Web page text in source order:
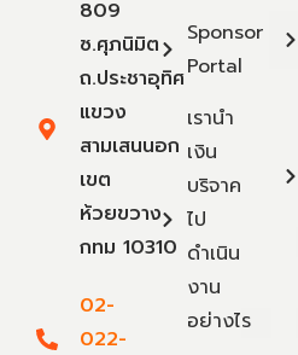
809
ซ.ศุภนิมิต
ถ.ประชาอุทิศ
แขวง
สามเสนนอก
เขต
ห้วยขวาง
กทม 10310
02-
022-
Sponsor
Portal
เรานำ
เงิน
บริจาค
ไป
ดำเนิน
งาน
อย่างไร